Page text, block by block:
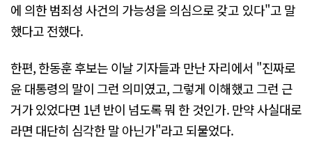
에 의한 범죄성 사건의 가능성을 의심으로 갖고 있다"고 말
했다고 전했다.
한편, 한동훈 후보는 이날 기자들과 만난 자리에서 "진짜로
윤 대통령의 말이 그런 의미였고, 그렇게 이해했고 그런 근
거가 있었다면 1년 반이 넘도록 뭐 한 것인가. 만약 사실대로
라면 대단히 심각한 말 아닌가"라고 되물었다.